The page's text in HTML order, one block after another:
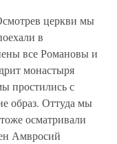
церкви мы
в
все Романовы и
монастыря
простились с
образ. Оттуда мы
осматривали
Амвросий